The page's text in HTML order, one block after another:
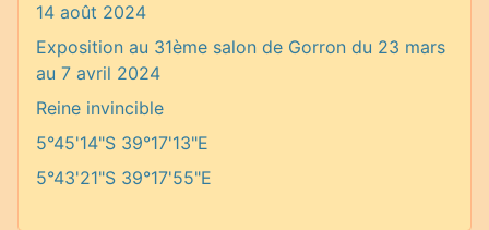
14 août 2024
Exposition au 31ème salon de Gorron du 23 mars
au 7 avril 2024
Reine invincible
5°45'14"S 39°17'13"E
5°43'21"S 39°17'55"E